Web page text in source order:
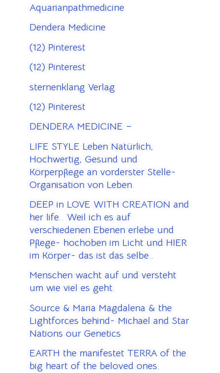
Aquarianpathmedicine
Dendera Medicine
(12) Pinterest
(12) Pinterest
sternenklang Verlag
(12) Pinterest
DENDERA MEDICINE –
LIFE STYLE Leben Natürlich,
Hochwertig, Gesund und
Körperpflege an vorderster Stelle-
Organisation von Leben.
DEEP in LOVE WITH CREATION and
her life.. Weil ich es auf
verschiedenen Ebenen erlebe und
Pflege- hochoben im Licht und HIER
im Körper- das ist das selbe..
Menschen wacht auf und versteht
um wie viel es geht.
Source & Maria Magdalena & the
Lightforces behind- Michael and Star
Nations our Genetics
EARTH the manifestet TERRA of the
big heart of the beloved ones.